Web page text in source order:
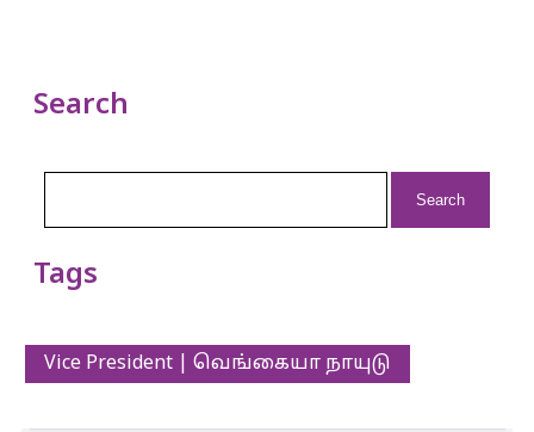
Search
Tags
Vice President | வெங்கையா நாயுடு